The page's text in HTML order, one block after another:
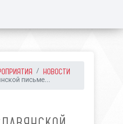
НОВОСТИ
письме...